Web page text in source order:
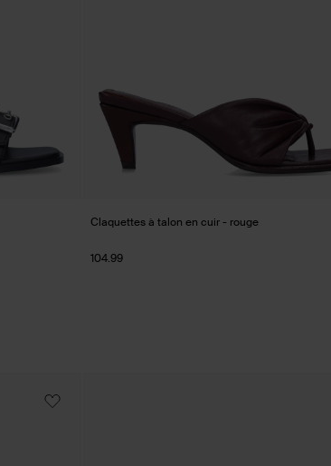
Claquettes à talon en cuir - rouge
104.99